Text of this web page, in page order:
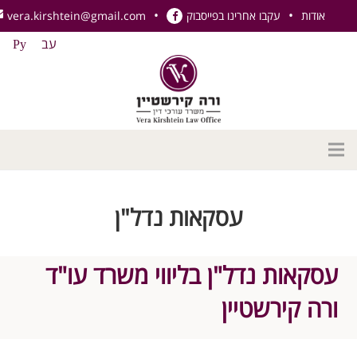
אודות עקבו אחרינו בפייסבוק vera.kirshtein@gmail.com
עב Ру
תחומי עיסוק
נדל"ן
עסקאות נדל"ן
עסקאות נדל"ן בליווי משרד עו"ד
ורה קירשטיין